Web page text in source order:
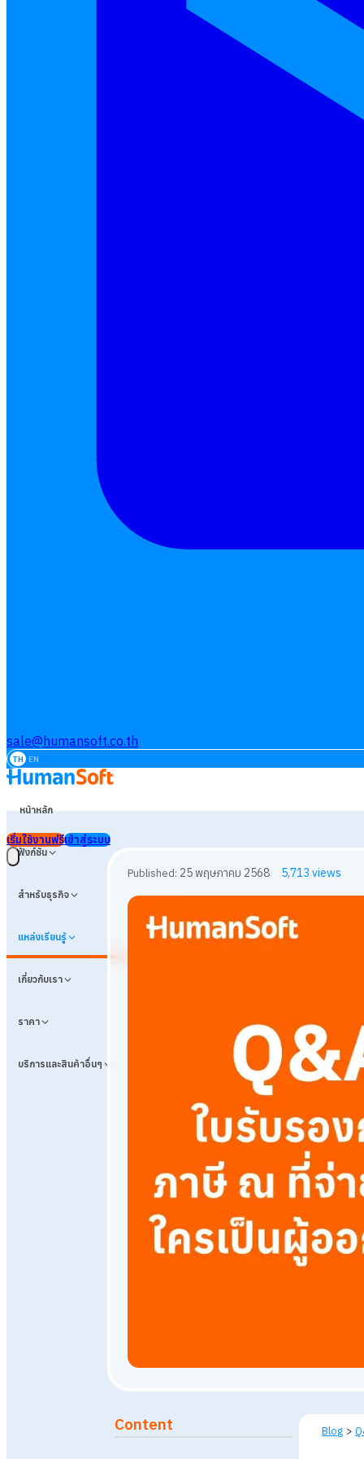
sale@humansoft.co.th
TH EN
หน้าหลัก
ฟังก์ชัน
สำหรับธุรกิจ
แหล่งเรียนรู้
เกี่ยวกับเรา
ราคา
บริการและสินค้าอื่นๆ
เริ่มใช้งานฟรีเข้าสู่ระบบ